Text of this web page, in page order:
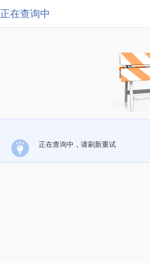
正在查询中
正在查询中，请刷新重试